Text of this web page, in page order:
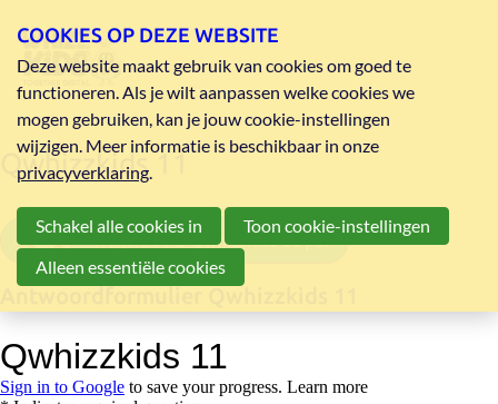
Qwhizzkids 11
vragenreeks Qwhizzkids 11 pdf
COOKIES OP DEZE WEBSITE
Deze website maakt gebruik van cookies om goed te
functioneren. Als je wilt aanpassen welke cookies we
mogen gebruiken, kan je jouw cookie-instellingen
wijzigen. Meer informatie is beschikbaar in onze
privacyverklaring.
Schakel alle cookies in
Toon cookie-instellingen
Alleen essentiële cookies